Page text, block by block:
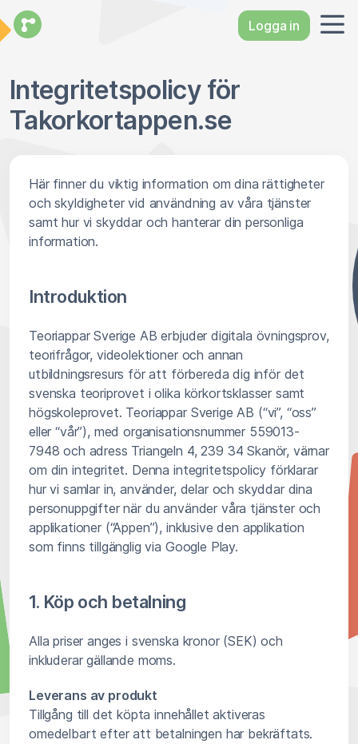
Logga in
Integritetspolicy för
Takorkortappen.se
Här finner du viktig information om dina rättigheter
och skyldigheter vid användning av våra tjänster
samt hur vi skyddar och hanterar din personliga
information.
Introduktion
Teoriappar Sverige AB erbjuder digitala övningsprov,
teorifrågor, videolektioner och annan
utbildningsresurs för att förbereda dig inför det
svenska teoriprovet i olika körkortsklasser samt
högskoleprovet. Teoriappar Sverige AB (“vi”, “oss”
eller “vår”), med organisationsnummer 559013-
7948 och adress Triangeln 4, 239 34 Skanör, värnar
om din integritet. Denna integritetspolicy förklarar
hur vi samlar in, använder, delar och skyddar dina
personuppgifter när du använder våra tjänster och
applikationer (“Appen”), inklusive den applikation
som finns tillgänglig via Google Play.
1. Köp och betalning
Alla priser anges i svenska kronor (SEK) och
inkluderar gällande moms.
Leverans av produkt
Tillgång till det köpta innehållet aktiveras
omedelbart efter att betalningen har bekräftats.